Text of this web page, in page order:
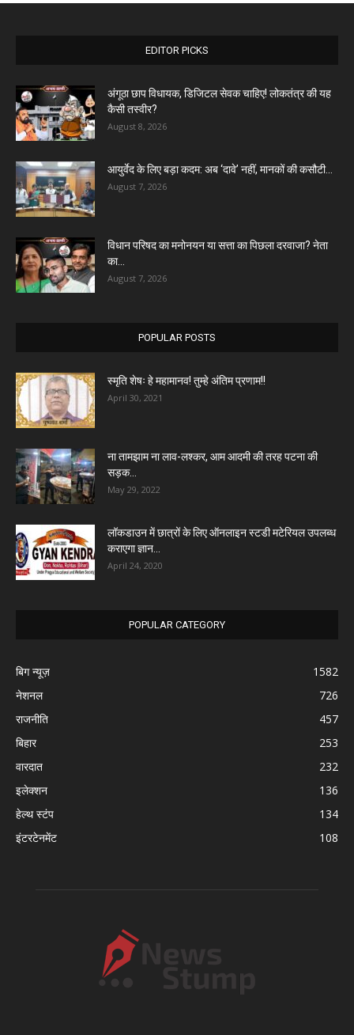
EDITOR PICKS
अंगूठा छाप विधायक, डिजिटल सेवक चाहिए! लोकतंत्र की यह
कैसी तस्वीर?
August 8, 2026
आयुर्वेद के लिए बड़ा कदम: अब ‘दावे’ नहीं, मानकों की कसौटी...
August 7, 2026
विधान परिषद का मनोनयन या सत्ता का पिछला दरवाजा? नेता
का...
August 7, 2026
POPULAR POSTS
स्मृति शेषः हे महामानव! तुम्हे अंतिम प्रणाम!!
April 30, 2021
ना तामझाम ना लाव-लश्कर, आम आदमी की तरह पटना की
सड़क...
May 29, 2022
लॉकडाउन में छात्रों के लिए ऑनलाइन स्टडी मटेरियल उपलब्ध
कराएगा ज्ञान...
April 24, 2020
POPULAR CATEGORY
बिग न्यूज़
1582
नेशनल
726
राजनीति
457
बिहार
253
वारदात
232
इलेक्शन
136
हेल्थ स्टंप
134
इंटरटेनमेंट
108